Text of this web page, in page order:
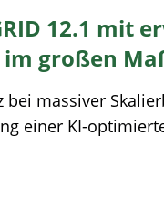
12.1 mit
großen
bei massiver
einer KI-